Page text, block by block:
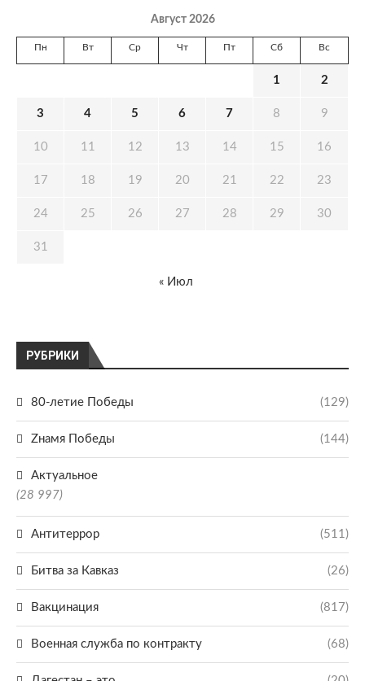
РУБРИКИ
80-летие Победы (129)
Zнамя Победы (144)
Актуальное
(28 997)
Антитеррор (511)
Битва за Кавказ (26)
Вакцинация (817)
Военная служба по контракту (68)
Август 2026
Пн Вт Ср Чт Пт Сб Вс
1 2
3 4 5 6 7 8 9
10 11 12 13 14 15 16
17 18 19 20 21 22 23
24 25 26 27 28 29 30
31
« Июл